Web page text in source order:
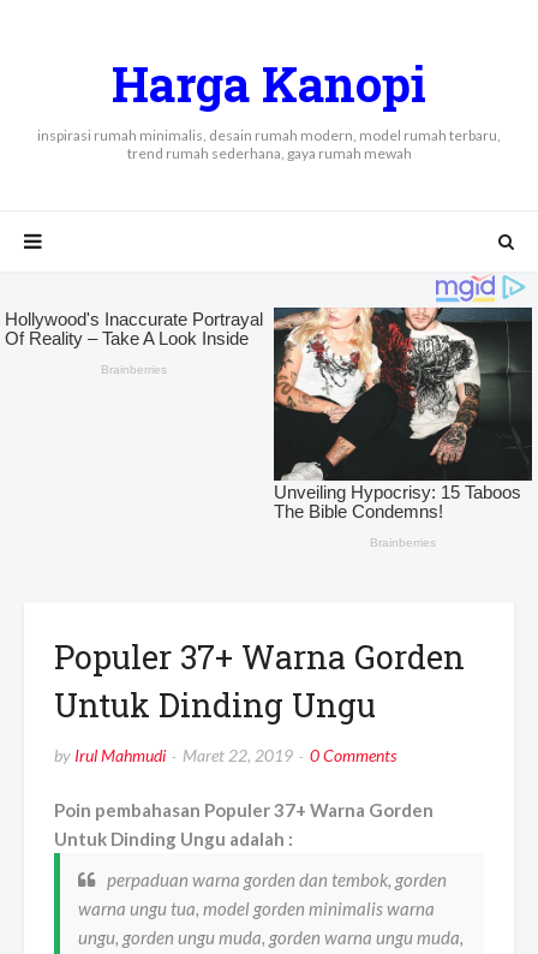
Harga Kanopi
inspirasi rumah minimalis, desain rumah modern, model rumah terbaru,
trend rumah sederhana, gaya rumah mewah
Populer 37+ Warna Gorden
Untuk Dinding Ungu
by Irul Mahmudi Maret 22, 2019 0 Comments
Poin pembahasan Populer 37+ Warna Gorden
Untuk Dinding Ungu adalah :
perpaduan warna gorden dan tembok, gorden
warna ungu tua, model gorden minimalis warna
ungu, gorden ungu muda, gorden warna ungu muda,